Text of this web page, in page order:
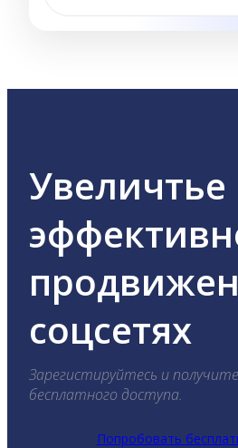
Увеличтье
соцсетях
Зарегистируйтесь и
бесплатного доступа.
Попробовать